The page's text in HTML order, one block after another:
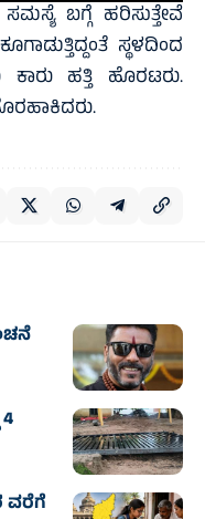
ಬಗ್ಗೆ ಹರಿಸುತ್ತೇವೆ
ಸ್ಥಳದಿಂದ
ಕಾರು ಹತ್ತಿ ಹೊರಟರು.
ವರೆಗೆ